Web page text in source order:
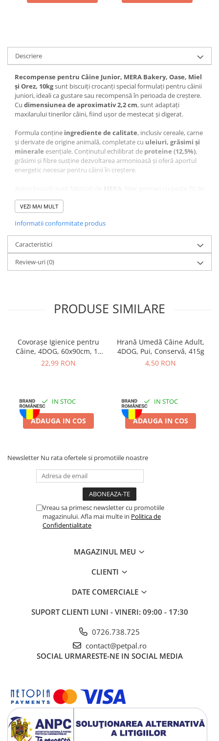
Descriere
Recompense pentru Câine Junior, MERA Bakery, Oase, Miel
și Orez, 10kgsunt biscuiți crocanți special formulați pentru câinii
juniori, ideali ca gustare sau recompensă în perioada de creștere.
Cu dimensiunea de aproximativ 2,2 cm, sunt adaptați
maxilarului tinerilor câini, fiind ușor de mestecat și digerat.
Formula conține ingrediente de calitate, inclusiv cereale, carne
și derivate de origine animală, completate cu uleiuri, grăsimi și
minerale esențiale. Conținutul echilibrat de proteine (12,5%),
grăsimi și fibre susține dezvoltarea armonioasă și oferă aportul
energetic necesar pentru câinii în creștere.
ani de experiență în nutriția animalelor de companie, folosind
tehnologie modernă și fără conservanți sau coloranți artificiali.
activitate.
Compoziție Recompense
pentru Câine Junior, MERA
și grăsimi, subproduse vegetale, minerale.
Aditivi/kg: Vitamina A: 5000 UI, Vitamina D3: 500 UI, Vitamina E:
50 mg, aditivi tehnologici: antioxidanți.
Mod de utilizare:Se oferă ca gustare între mesele principale sau
ca recompensă în timpul dresajului. Ajustați porția zilnică de
hrană în funcție de cantitatea de recompense oferită. Asigurați
Depozitare:A se păstra într-un loc uscat și răcoros. După
deschidere, păstrați într-un recipient bine închis. Produsul nu
este destinat consumului uman.
VEZI MAI MULT
Informatii conformitate produs
Caracteristici
Review-uri(0)
PRODUSE SIMILARE
Covorașe Igienice pentru
Câine, 4DOG, 60x90cm, 10
bucăți
22,99 RON
IN STOC
ADAUGA IN COS
Hrană Umedă Câine Adult,
4DOG, Pui, Conservă, 415g
4,50 RON
IN STOC
ADAUGA IN COS
Newsletter Nu rata ofertele si promotiile noastre
Vreau sa primesc newsletter cu promotiile
magazinului. Afla mai multe in Politica de
Confidentialitate
MAGAZINUL MEU
CLIENTI
DATE COMERCIALE
SUPORT CLIENTI LUNI - VINERI: 09:00 - 17:30
0726.738.725
contact@petpal.ro
SOCIAL URMARESTE-NE IN SOCIAL MEDIA